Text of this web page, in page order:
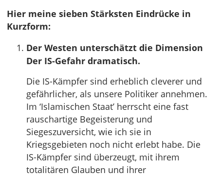
Hier meine sieben Stärksten Eindrücke in
Kurzform:
Der Westen unterschätzt die Dimension
Der IS-Gefahr dramatisch.
Die IS-Kämpfer sind erheblich cleverer und
gefährlicher, als unsere Politiker annehmen.
Im ‘Islamischen Staat’ herrscht eine fast
rauschartige Begeisterung und
Siegeszuversicht, wie ich sie in
Kriegsgebieten noch nicht erlebt habe. Die
IS-Kämpfer sind überzeugt, mit ihrem
totalitären Glauben und ihrer